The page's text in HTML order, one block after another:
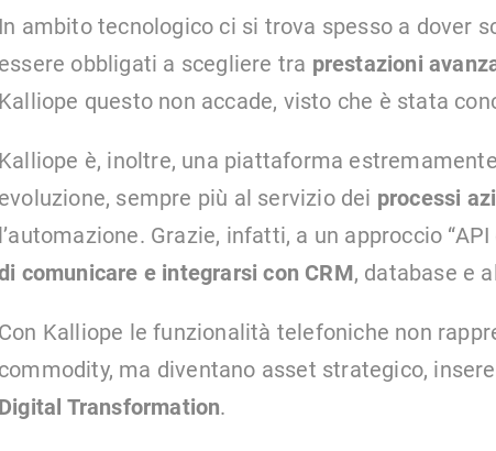
In ambito tecnologico ci si trova spesso a dover
essere obbligati a scegliere tra prestazioni
Kalliope questo non accade, visto che è stata
Kalliope è, inoltre, una piattaforma
evoluzione, sempre più al servizio dei processi
l’automazione. Grazie, infatti, a un approccio “API
comunicare e integrarsi con CRM, database e
Con Kalliope le funzionalità telefoniche non
commodity, ma diventano asset strategico,
Digital Transformation.